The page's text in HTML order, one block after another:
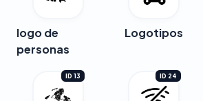
logo de
personas
Logotipos
ID 13 ID 24